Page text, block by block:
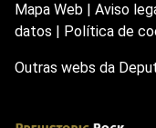
Mapa Web Aviso
datos
Política de
Outras webs da